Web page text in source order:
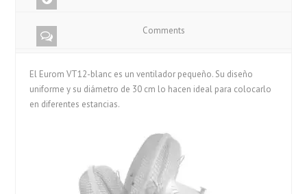
Comments
El Eurom VT12-blanc es un ventilador pequeño. Su diseño
uniforme y su diámetro de 30 cm lo hacen ideal para colocarlo
en diferentes estancias.